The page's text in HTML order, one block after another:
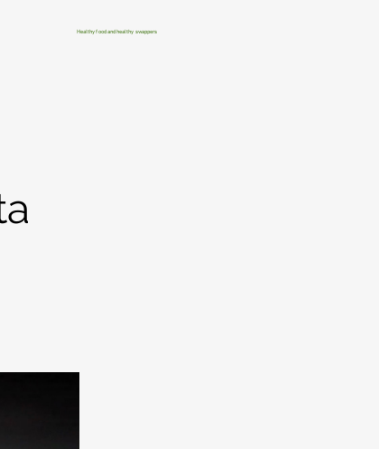
Healthy food and healthy swappers